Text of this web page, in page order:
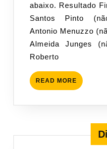
abaixo. Resultado
Santos Pinto
Antonio Menuzzo
Almeida Junges
Roberto
READ MORE READ
MORE